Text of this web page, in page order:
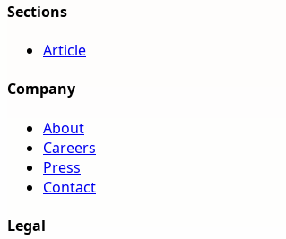
Sections
Article
Company
About
Careers
Press
Contact
Legal